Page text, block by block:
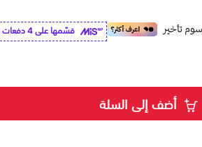
قسّمها على 4 دفعات ابتداء من
أضف إلى السلة